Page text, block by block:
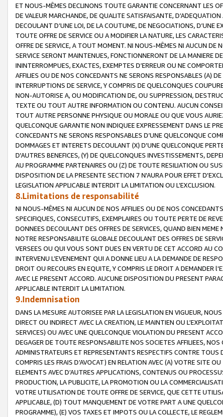
ET NOUS-MÊMES DECLINONS TOUTE GARANTIE CONCERNANT LES
DE VALEUR MARCHANDE, DE QUALITE SATISFAISANTE,
DECOULANT D’UNE LOI, DE LA COUTUME, DE NEGOCIATIONS, D’UNE
TOUTE OFFRE DE SERVICE OU A MODIFIER LA NATURE, LES
OFFRE DE SERVICE, A TOUT MOMENT. NI NOUS-MÊMES NI AUCUN DE
SERVICE SERONT MAINTENUES, FONCTIONNERONT DE LA MANIERE
ININTERROMPUES, EXACTES, EXEMPTES D’ERREUR OU NE
AFFILIES OU DE NOS CONCEDANTS NE SERONS RESPONSABLES (A)
INTERRUPTIONS DE SERVICE, Y COMPRIS DE QUELCONQUES
NON-AUTORISE A, OU MODIFICATION DE, OU SUPPRESSION,
TEXTE OU TOUT AUTRE INFORMATION OU CONTENU. AUCUN
TOUT AUTRE PERSONNE PHYSIQUE OU MORALE OU QUE VOUS
QUELCONQUE GARANTIE NON INDIQUEE EXPRESSEMENT DANS LE
CONCEDANTS NE SERONS RESPONSABLES D’UNE QUELCONQUE
DOMMAGES ET INTERETS DECOULANT (X) D'UNE QUELCONQUE
D'AUTRES BENEFICES, (Y) DE QUELCONQUES INVESTISSEMENTS,
AU PROGRAMME PARTENAIRES OU (Z) DE TOUTE RESILIATION OU
DISPOSITION DE LA PRESENTE SECTION 7 N'AURA POUR EFFET
LEGISLATION APPLICABLE INTERDIT LA LIMITATION OU L’EXCLUSION.
8.Limitations de responsabilité
NI NOUS-MÊMES NI AUCUN DE NOS AFFILIES OU DE NOS
SPECIFIQUES, CONSECUTIFS, EXEMPLAIRES OU TOUTE PERTE DE
DONNEES DECOULANT DES OFFRES DE SERVICES, QUAND BIEN
NOTRE RESPONSABILITE GLOBALE DECOULANT DES OFFRES DE
VERSEES OU QUI VOUS SONT DUES EN VERTU DE CET ACCORD AU
INTERVENU L’EVENEMENT QUI A DONNE LIEU A LA DEMANDE DE
DROIT OU RECOURS EN EQUITE, Y COMPRIS LE DROIT A DEMANDER
AVEC LE PRESENT ACCORD. AUCUNE DISPOSITION DU PRESENT
APPLICABLE INTERDIT LA LIMITATION.
9.Indemnisation
DANS LA MESURE AUTORISEE PAR LA LEGISLATION EN VIGUEUR,
DIRECT OU INDIRECT AVEC LA CREATION, LE MAINTIEN OU
SERVICES) OU AVEC UNE QUELCONQUE VIOLATION DU PRESENT
DEGAGER DE TOUTE RESPONSABILITE NOS SOCIETES AFFILIEES,
ADMINISTRATEURS ET REPRESENTANTS RESPECTIFS CONTRE
COMPRIS LES FRAIS D’AVOCAT) EN RELATION AVEC (A) VOTRE SITE
ELEMENTS AVEC D’AUTRES APPLICATIONS, CONTENUS OU
PRODUCTION, LA PUBLICITE, LA PROMOTION OU LA
VOTRE UTILISATION DE TOUTE OFFRE DE SERVICE, QUE CETTE
APPLICABLE, (D) TOUT MANQUEMENT DE VOTRE PART A UNE
PROGRAMME), (E) VOS TAXES ET IMPOTS OU LA COLLECTE, LE